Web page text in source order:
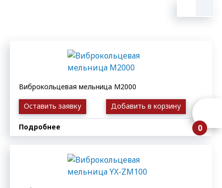
Виброкольцевая мельница М2000
Оставить заявку Добавить в корзину
Подробнее 0